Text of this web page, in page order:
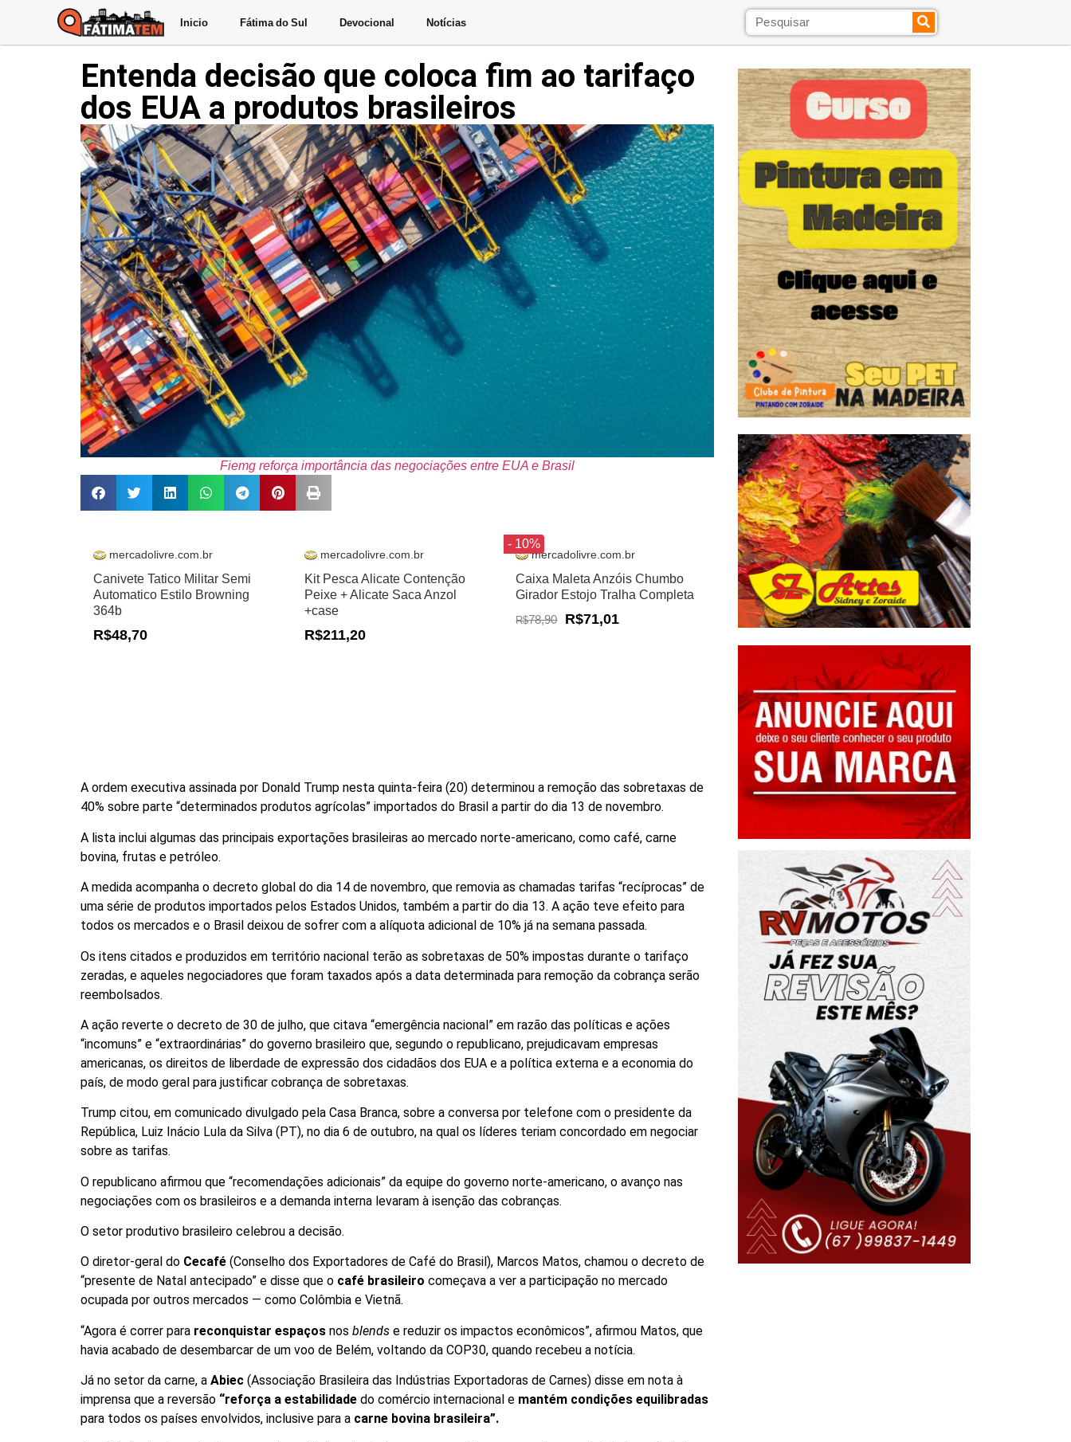
Inicio Fátima do Sul Devocional Notícias
Entenda decisão que coloca fim ao tarifaço
dos EUA a produtos brasileiros
Fiemg reforça importância das negociações entre EUA e Brasil
mercadolivre.com.br
Canivete Tatico Militar Semi
Automatico Estilo Browning
364b
R$48,70
mercadolivre.com.br
Kit Pesca Alicate Contenção
Peixe + Alicate Saca Anzol
+case
R$211,20
- 10%
mercadolivre.com.br
Caixa Maleta Anzóis Chumbo
Girador Estojo Tralha Completa
R$78,90 R$71,01
A ordem executiva assinada por Donald Trump nesta quinta-feira (20) determinou a remoção das sobretaxas de
40% sobre parte “determinados produtos agrícolas” importados do Brasil a partir do dia 13 de novembro.
A lista inclui algumas das principais exportações brasileiras ao mercado norte-americano, como café, carne
bovina, frutas e petróleo.
A medida acompanha o decreto global do dia 14 de novembro, que removia as chamadas tarifas “recíprocas” de
uma série de produtos importados pelos Estados Unidos, também a partir do dia 13. A ação teve efeito para
todos os mercados e o Brasil deixou de sofrer com a alíquota adicional de 10% já na semana passada.
Os itens citados e produzidos em território nacional terão as sobretaxas de 50% impostas durante o tarifaço
zeradas, e aqueles negociadores que foram taxados após a data determinada para remoção da cobrança serão
reembolsados.
A ação reverte o decreto de 30 de julho, que citava “emergência nacional” em razão das políticas e ações
“incomuns” e “extraordinárias” do governo brasileiro que, segundo o republicano, prejudicavam empresas
americanas, os direitos de liberdade de expressão dos cidadãos dos EUA e a política externa e a economia do
país, de modo geral para justificar cobrança de sobretaxas.
Trump citou, em comunicado divulgado pela Casa Branca, sobre a conversa por telefone com o presidente da
República, Luiz Inácio Lula da Silva (PT), no dia 6 de outubro, na qual os líderes teriam concordado em negociar
sobre as tarifas.
O republicano afirmou que “recomendações adicionais” da equipe do governo norte-americano, o avanço nas
negociações com os brasileiros e a demanda interna levaram à isenção das cobranças.
O setor produtivo brasileiro celebrou a decisão.
O diretor-geral do Cecafé (Conselho dos Exportadores de Café do Brasil), Marcos Matos, chamou o decreto de
“presente de Natal antecipado” e disse que o café brasileiro começava a ver a participação no mercado
ocupada por outros mercados — como Colômbia e Vietnã.
“Agora é correr para reconquistar espaços nosblends e reduzir os impactos econômicos”, afirmou Matos, que
havia acabado de desembarcar de um voo de Belém, voltando da COP30, quando recebeu a notícia.
Já no setor da carne, aAbiec (Associação Brasileira das Indústrias Exportadoras de Carnes) disse em nota à
imprensa que a reversão “reforça a estabilidade do comércio internacional e mantém condições equilibradas
para todos os países envolvidos, inclusive para a carne bovina brasileira”.